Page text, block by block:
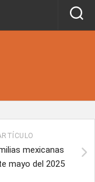
mexicanas
mayo del 2025